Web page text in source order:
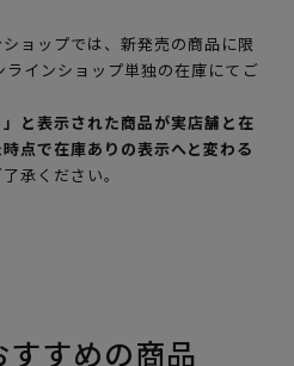
ョップでは、新発売の商品に限
インショップ単独の在庫にてご
と表示された商品が実店舗と在
点で在庫ありの表示へと変わる
承ください。
すめの商品